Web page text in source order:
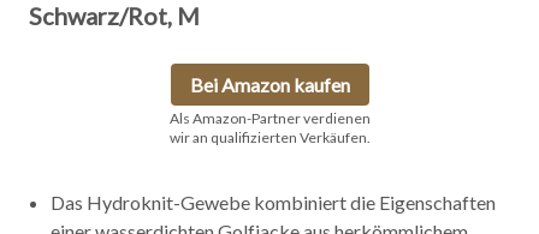
Schwarz/Rot, M
Bei Amazon kaufen
Als Amazon-Partner verdienen
wir an qualifizierten Verkäufen.
Das Hydroknit-Gewebe kombiniert die Eigenschaften